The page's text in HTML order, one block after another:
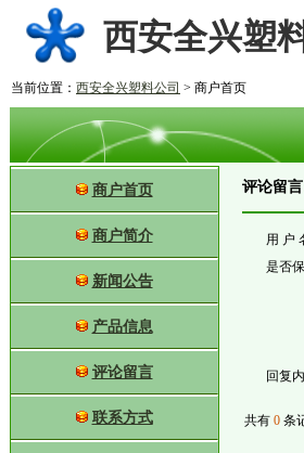
西安全兴塑
当前位置： 西安全兴塑料公司 > 商户首页
商户首页
商户简介
新闻公告
产品信息
评论留言
联系方式
评论留
用 户
是否
回复
共有 0条